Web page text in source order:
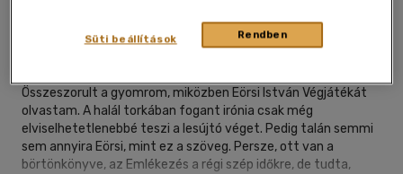
Gondolat Kiadói Kör Kft.|2023
magyar nyelvű
|123 oldal
Összeszorult a gyomrom, miközben Eörsi István Végjátékát
olvastam. A halál torkában fogant irónia csak még
elviselhetetlenebbé teszi a lesújtó véget. Pedig talán semmi
sem annyira Eörsi, mint ez a szöveg. Persze, ott van a
börtönkönyve, az Emlékezés a régi szép időkre, de tudta,
Rendben
Süti beállítások